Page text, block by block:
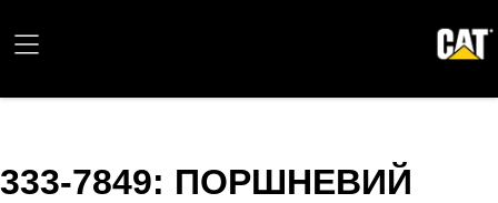
333-7849: ПОРШНЕВИЙ